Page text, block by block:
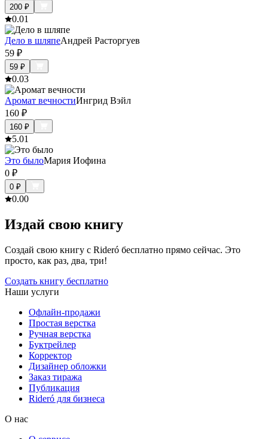
200 ₽
0.01
Дело в шляпеАндрей Расторгуев
59 ₽
59 ₽
0.03
Аромат вечностиИнгрид Вэйл
160 ₽
160 ₽
5.01
Это былоМария Иофина
0 ₽
0 ₽
0.00
Издай свою книгу
Создай свою книгу с Rideró бесплатно прямо сейчас. Это
просто, как раз, два, три!
Создать книгу бесплатно
Наши услуги
Офлайн-продажи
Простая верстка
Ручная верстка
Буктрейлер
Корректор
Дизайнер обложки
Заказ тиража
Публикация
Rideró для бизнеса
О нас